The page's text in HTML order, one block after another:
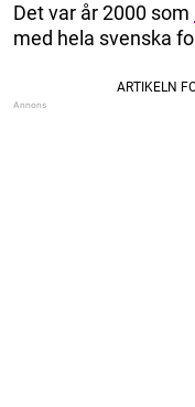
Det var år 2000 som
med hela svenska